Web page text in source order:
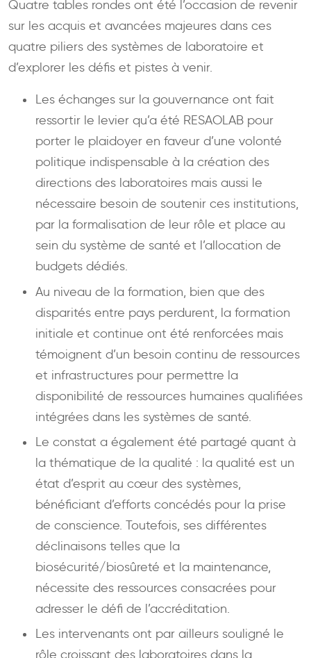
Quatre tables rondes ont été l’occasion de revenir
sur les acquis et avancées majeures dans ces
quatre piliers des systèmes de laboratoire et
d’explorer les défis et pistes à venir.
Les échanges sur la gouvernance ont fait
ressortir le levier qu’a été RESAOLAB pour
porter le plaidoyer en faveur d’une volonté
politique indispensable à la création des
directions des laboratoires mais aussi le
nécessaire besoin de soutenir ces institutions,
par la formalisation de leur rôle et place au
sein du système de santé et l’allocation de
budgets dédiés.
Au niveau de la formation, bien que des
disparités entre pays perdurent, la formation
initiale et continue ont été renforcées mais
témoignent d’un besoin continu de ressources
et infrastructures pour permettre la
disponibilité de ressources humaines qualifiées
intégrées dans les systèmes de santé.
Le constat a également été partagé quant à
la thématique de la qualité : la qualité est un
état d’esprit au cœur des systèmes,
bénéficiant d’efforts concédés pour la prise
de conscience. Toutefois, ses différentes
déclinaisons telles que la
biosécurité/biosûreté et la maintenance,
nécessite des ressources consacrées pour
adresser le défi de l’accréditation.
Les intervenants ont par ailleurs souligné le
rôle croissant des laboratoires dans la